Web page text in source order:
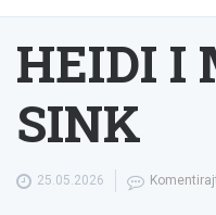
HEIDI I
SINK
25.05.2026